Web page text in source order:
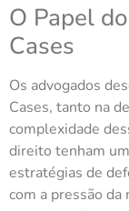
O Papel
Cases
Os advogados
Cases, tanto na
complexidade
direito tenham
estratégias de
com a pressão